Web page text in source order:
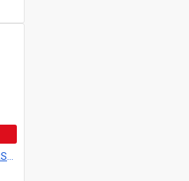
PUMA SOFTRIDE CARSON 2 PULSE 313502 03